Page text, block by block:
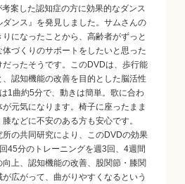
案した認知症の方に効果的なダンス
ンス』を発見しました。サムさんの
になったことから、高齢者がずっと
づくりのサポートをしたいと思った
ったそうです。このDVDは、歩行能
認知機能の改善を目的とした脳活性
1曲約5分で、動きは簡単。歌に合わ
元気になります。椅子に座ったまま
などに不安のある方も安心です。
の共同研究により、このDVDの効果
45分のトレーニングを週3回、4週間
上、認知機能の改善、股関節・膝関
広がって、曲がりやすくなるという